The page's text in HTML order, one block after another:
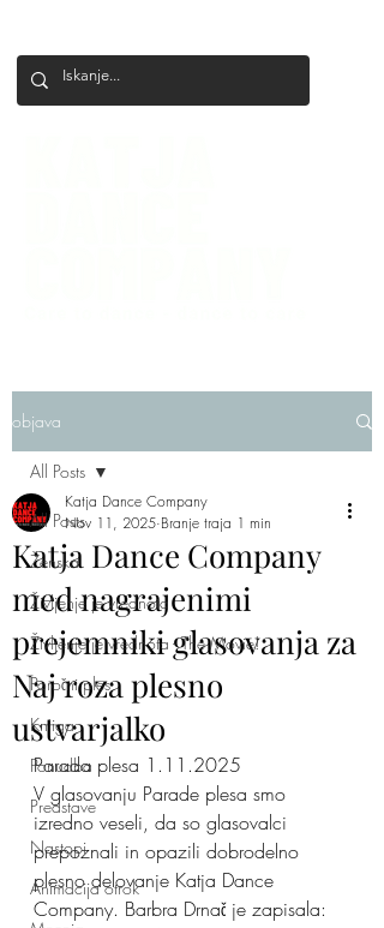
objava
All Posts
Ženska
Življenje je vrednota
Življenje je vrednota - The Movie!
Poročni ples
Knjiga
Ponudba
Predstave
Nastopi
Animacija otrok
All Posts
Katja Dance Company
med nagrajenimi
prejemniki glasovanja za
Naj roza plesno
ustvarjalko
Katja Dance Company
Nov 11, 2025 Branje traja 1 min
Parada plesa 1.11.2025
V glasovanju Parade plesa smo
izredno veseli, da so glasovalci
prepoznali in opazili dobrodelno
plesno delovanje Katja Dance
Company. Barbra Drnač je zapisala: